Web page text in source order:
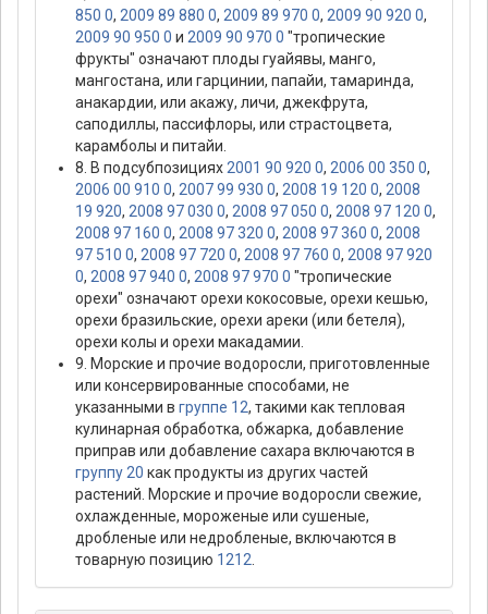
850 0, 2009 89 880 0, 2009 89 970 0, 2009 90 920 0,
2009 90 950 0 и 2009 90 970 0 "тропические
фрукты" означают плоды гуайявы, манго,
мангостана, или гарцинии, папайи, тамаринда,
анакардии, или акажу, личи, джекфрута,
саподиллы, пассифлоры, или страстоцвета,
карамболы и питайи.
8. В подсубпозициях 2001 90 920 0, 2006 00 350 0,
2006 00 910 0, 2007 99 930 0, 2008 19 120 0, 2008
19 920, 2008 97 030 0, 2008 97 050 0, 2008 97 120 0,
2008 97 160 0, 2008 97 320 0, 2008 97 360 0, 2008
97 510 0, 2008 97 720 0, 2008 97 760 0, 2008 97 920
0, 2008 97 940 0, 2008 97 970 0 "тропические
орехи" означают орехи кокосовые, орехи кешью,
орехи бразильские, орехи ареки (или бетеля),
орехи колы и орехи макадамии.
9. Морские и прочие водоросли, приготовленные
или консервированные способами, не
указанными в группе 12, такими как тепловая
кулинарная обработка, обжарка, добавление
приправ или добавление сахара включаются в
группу 20 как продукты из других частей
растений. Морские и прочие водоросли свежие,
охлажденные, мороженые или сушеные,
дробленые или недробленые, включаются в
товарную позицию 1212